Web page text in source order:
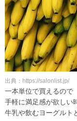
出典：https://salonlist.jp/
一本単位で買えるので
手軽に満足感が欲しい
牛乳や飲むヨーグルト